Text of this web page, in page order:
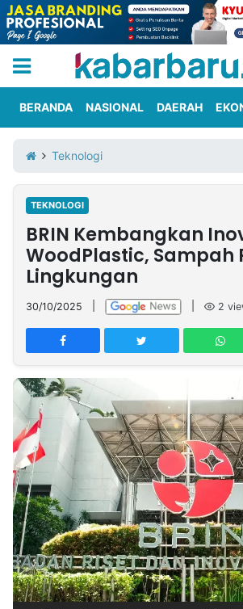
Iklan
Berita
Kami
Nasional
International
Olahraga
Entertainment
Daerah
Pariwisata
Kuliner
Kolom
Network
PT
TREETAN
INDONESIA
Partner
Insight
NTB
Suara
Time
Lens
IDN
Daily
Jogja
Jalan
Rakyat
Idealita
News
Kita
Notice
Dinamikapost.com
Radar
Baru
Seedbacklink
Follow
Kabarbaru
BERANDA NASIONAL DAERAH
Teknologi
TEKNOLOGI
BRIN Kembangkan
WoodPlastic, Sampah
Lingkungan
30/10/2025 2